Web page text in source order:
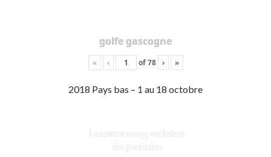
golfe gascogne
« ‹ of78 › »
2018 Pays bas – 1 au 18 octobre
Lauwersoog voisins
de ponton